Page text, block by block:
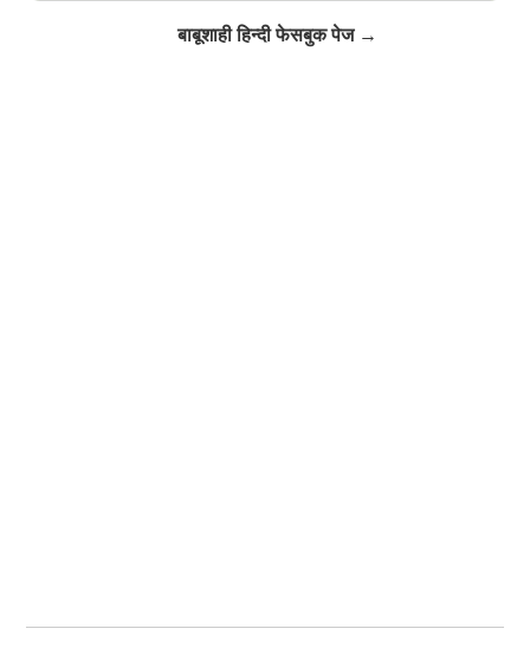
बाबूशाही हिन्दी फेसबुक पेज →